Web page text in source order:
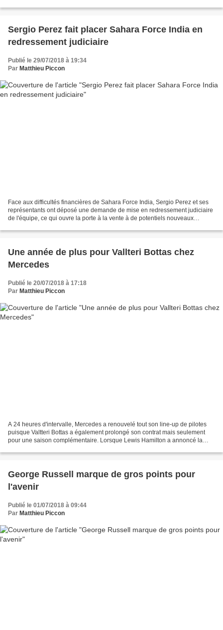
Sergio Perez fait placer Sahara Force India en
redressement judiciaire
Publié le 29/07/2018 à 19:34
Par Matthieu Piccon
Face aux difficultés financières de Sahara Force India, Sergio Perez et ses
représentants ont déposé une demande de mise en redressement judiciaire
de l'équipe, ce qui ouvre la porte à la vente à de potentiels nouveaux
Une année de plus pour Vallteri Bottas chez
Mercedes
Publié le 20/07/2018 à 17:18
Par Matthieu Piccon
A 24 heures d'intervalle, Mercedes a renouvelé tout son line-up de pilotes
puisque Valtteri Bottas a également prolongé son contrat mais seulement
pour une saison complémentaire. Lorsque Lewis Hamilton a annoncé la
George Russell marque de gros points pour
l'avenir
Publié le 01/07/2018 à 09:44
Par Matthieu Piccon